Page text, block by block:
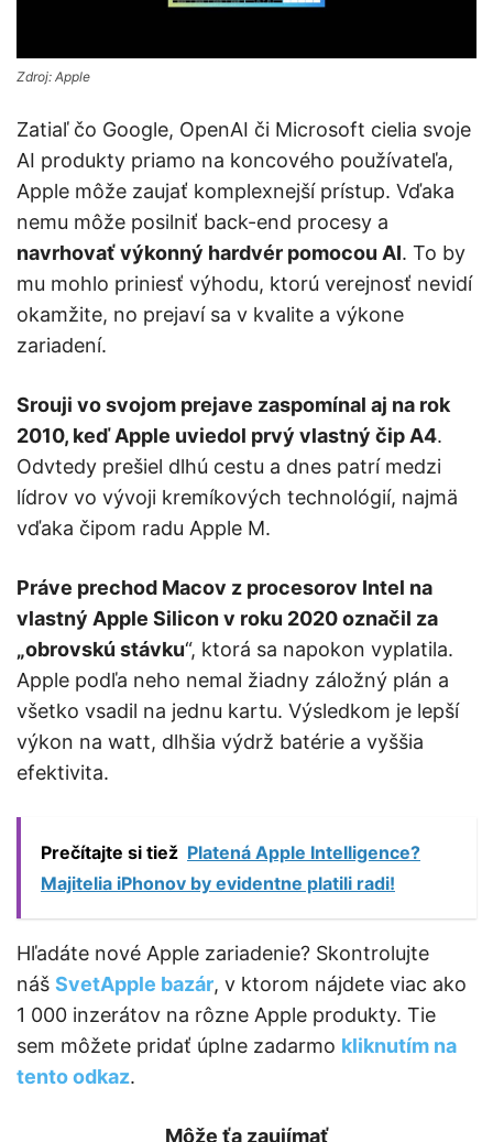
Zdroj: Apple
Zatiaľ čo Google, OpenAI či Microsoft cielia svoje
AI produkty priamo na koncového používateľa,
Apple môže zaujať komplexnejší prístup. Vďaka
nemu môže posilniť back-end procesy a
navrhovať výkonný hardvér pomocou AI. To by
mu mohlo priniesť výhodu, ktorú verejnosť nevidí
okamžite, no prejaví sa v kvalite a výkone
zariadení.
Srouji vo svojom prejave zaspomínal aj na rok
2010, keď Apple uviedol prvý vlastný čip A4.
Odvtedy prešiel dlhú cestu a dnes patrí medzi
lídrov vo vývoji kremíkových technológií, najmä
vďaka čipom radu Apple M.
Práve prechod Macov z procesorov Intel na
vlastný Apple Silicon v roku 2020 označil za
„obrovskú stávku“, ktorá sa napokon vyplatila.
Apple podľa neho nemal žiadny záložný plán a
všetko vsadil na jednu kartu. Výsledkom je lepší
výkon na watt, dlhšia výdrž batérie a vyššia
efektivita.
Prečítajte si tiež Platená Apple Intelligence?
Majitelia iPhonov by evidentne platili radi!
Hľadáte nové Apple zariadenie? Skontrolujte
náš SvetApple bazár, v ktorom nájdete viac ako
1 000 inzerátov na rôzne Apple produkty. Tie
sem môžete pridať úplne zadarmo kliknutím na
tento odkaz.
Môže ťa zaujímať